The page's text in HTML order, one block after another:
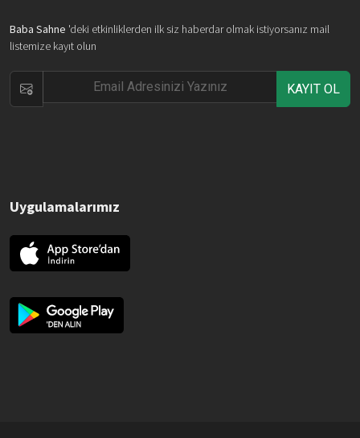
Baba Sahne 'deki etkinliklerden ilk siz haberdar olmak istiyorsanız mail
listemize kayıt olun
KAYIT OL
Uygulamalarımız